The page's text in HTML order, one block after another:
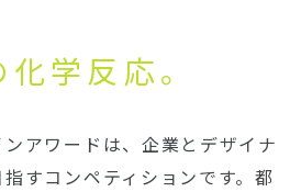
学反応。
アワードは、企業とデザイナ
すコンペティションです。都